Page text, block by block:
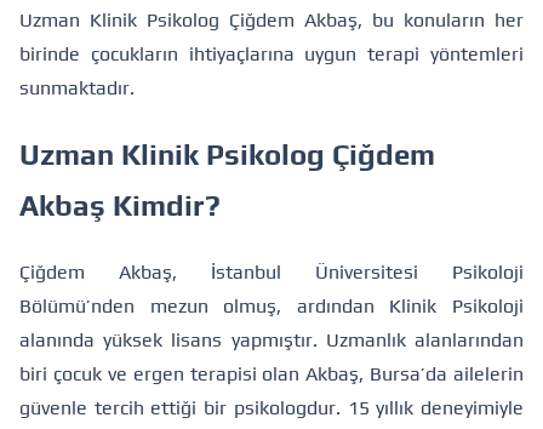
Uzman Klinik Psikolog Çiğdem Akbaş, bu konuların her
birinde çocukların ihtiyaçlarına uygun terapi yöntemleri
sunmaktadır.
Uzman Klinik Psikolog Çiğdem
Akbaş Kimdir?
Çiğdem Akbaş, İstanbul Üniversitesi Psikoloji
Bölümü’nden mezun olmuş, ardından Klinik Psikoloji
alanında yüksek lisans yapmıştır. Uzmanlık alanlarından
biri çocuk ve ergen terapisi olan Akbaş, Bursa’da ailelerin
güvenle tercih ettiği bir psikologdur. 15 yıllık deneyimiyle